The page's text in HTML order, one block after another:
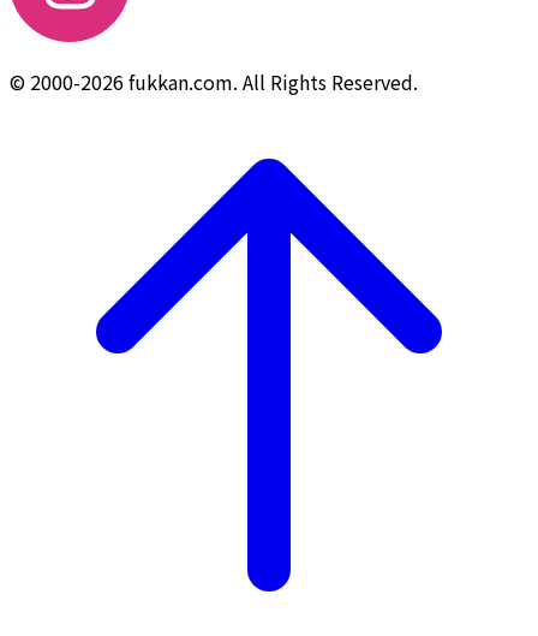
© 2000-2026 fukkan.com. All Rights Reserved.